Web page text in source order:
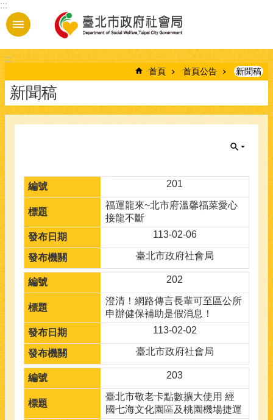
跳到主要內容區塊
:::
:::
首頁 首頁公告 新聞稿
新聞稿
201
福運龍來~北市府溫馨福菜愛心
接龍不斷
113-02-06
臺北市政府社會局
202
澄清！網路傳言長輩可至區公所
申辦健保補助是假消息！
113-02-02
臺北市政府社會局
203
臺北市敬老卡點數擴大使用 經
國七海文化園區及桃園機場捷運